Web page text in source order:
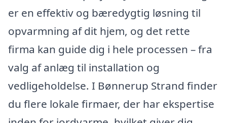
er en effektiv og bæredygtig løsning til
opvarmning af dit hjem, og det rette
firma kan guide dig i hele processen – fra
valg af anlæg til installation og
vedligeholdelse. I Bønnerup Strand finder
du flere lokale firmaer, der har ekspertise